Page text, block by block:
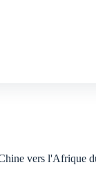
vers l'Afrique